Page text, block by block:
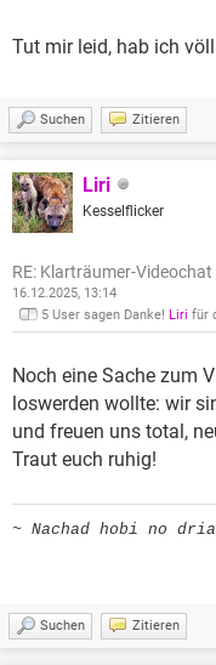
Tut mir leid, hab ich
Suchen Zitieren
Liri
Kesselflicker
RE: Klarträumer-Videochat
16.12.2025, 13:14
5 User sagen Danke! Liri für
Noch eine Sache zum
loswerden wollte: wir
und freuen uns total,
Traut euch ruhig!
~ Nachad hobi no
Suchen Zitieren